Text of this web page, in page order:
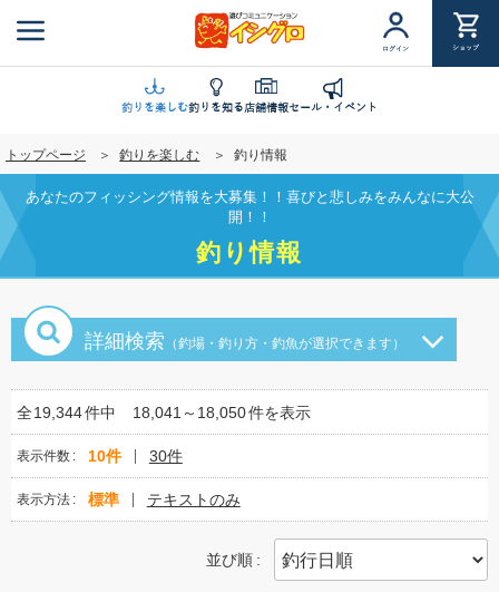
ン
に
移
動
ログイン ショップ
釣りを楽しむ釣りを知る店舗情報セール・イベント
トップページ 釣りを楽しむ 釣り情報
あなたのフィッシング情報を大募集！！喜びと悲しみをみんなに大公
開！！
釣り情報
詳細検索 （釣場・釣り方・釣魚が選択できます）
全19,344件中 18,041～18,050件を表示
表示件数 10件 30件
表示方法 標準 テキストのみ
並び順